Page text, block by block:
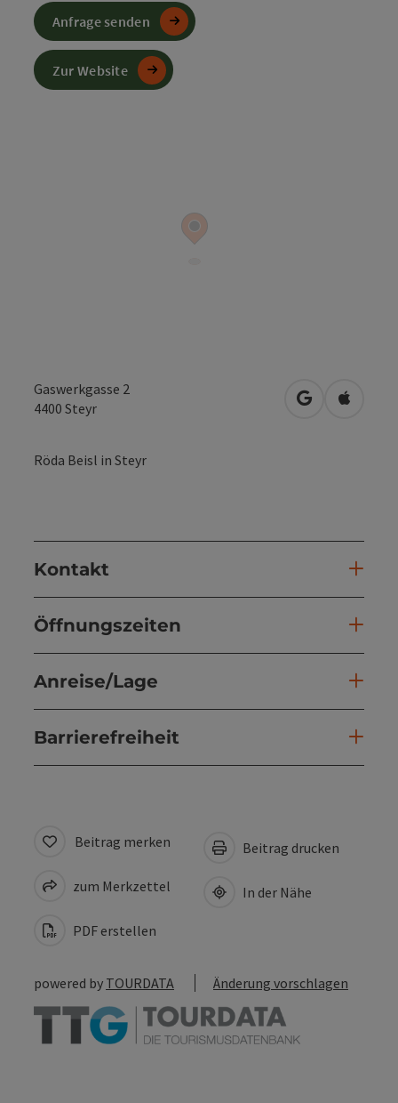
Gaswerkgasse 2
4400 Steyr in Google
in
Röda Beisl in Steyr
Kontakt
Öffnungszeiten
Anreise/Lage
Barrierefreiheit
Anfrage senden
Zur Website
Beitrag merken
zum Merkzettel
PDF erstellen
Beitrag drucken
In der Nähe
powered by TOURDATA Änderung vorschlagen